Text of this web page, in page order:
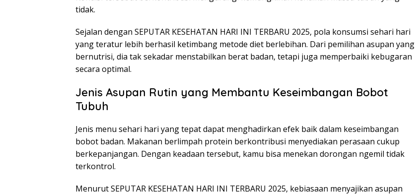
tidak.
Sejalan dengan SEPUTAR KESEHATAN HARI INI TERBARU 2025, pola konsumsi sehari hari
yang teratur lebih berhasil ketimbang metode diet berlebihan. Dari pemilihan asupan yang
bernutrisi, dia tak sekadar menstabilkan berat badan, tetapi juga memperbaiki kebugaran
secara optimal.
Jenis Asupan Rutin yang Membantu Keseimbangan Bobot
Tubuh
Jenis menu sehari hari yang tepat dapat menghadirkan efek baik dalam keseimbangan
bobot badan. Makanan berlimpah protein berkontribusi menyediakan perasaan cukup
berkepanjangan. Dengan keadaan tersebut, kamu bisa menekan dorongan ngemil tidak
terkontrol.
Menurut SEPUTAR KESEHATAN HARI INI TERBARU 2025, kebiasaan menyajikan asupan